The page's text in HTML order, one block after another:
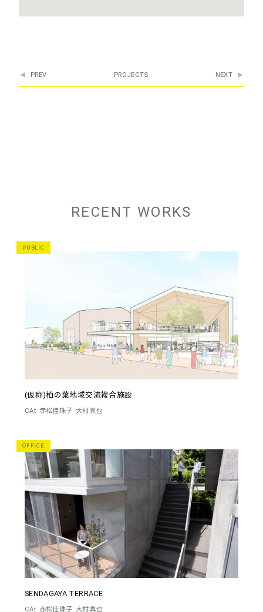
PREV PROJECTS NEXT
RECENT WORKS
PUBLIC
(仮称)柏の葉地域交流複合施設
CAt 赤松佳珠子 大村真也
OFFICE
SENDAGAYA TERRACE
CAt 赤松佳珠子 大村真也